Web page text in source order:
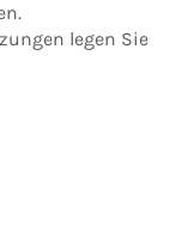
legen Sie